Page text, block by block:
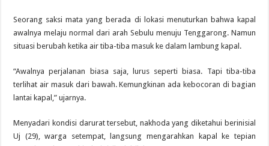
Seorang saksi mata yang berada di lokasi menuturkan bahwa kapal
awalnya melaju normal dari arah Sebulu menuju Tenggarong. Namun
situasi berubah ketika air tiba-tiba masuk ke dalam lambung kapal.
“Awalnya perjalanan biasa saja, lurus seperti biasa. Tapi tiba-tiba
terlihat air masuk dari bawah. Kemungkinan ada kebocoran di bagian
lantai kapal,” ujarnya.
Menyadari kondisi darurat tersebut, nakhoda yang diketahui berinisial
Uj (29), warga setempat, langsung mengarahkan kapal ke tepian